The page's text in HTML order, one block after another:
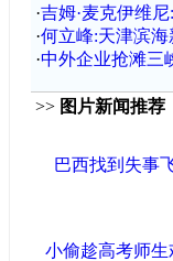
·吉姆·麦克伊维
·何立峰:天津滨
·中外企业抢滩三
>> 图片新闻推荐
巴西找到失事
小偷趁高考师生